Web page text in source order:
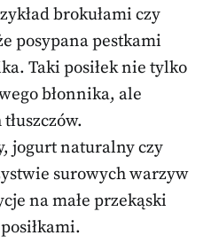
brokułami czy
posypana pestkami
Taki posiłek nie tylko
błonnika, ale
jogurt naturalny czy
surowych warzyw
na małe przekąski